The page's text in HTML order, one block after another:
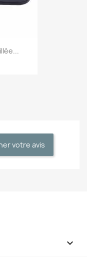
votre avis
